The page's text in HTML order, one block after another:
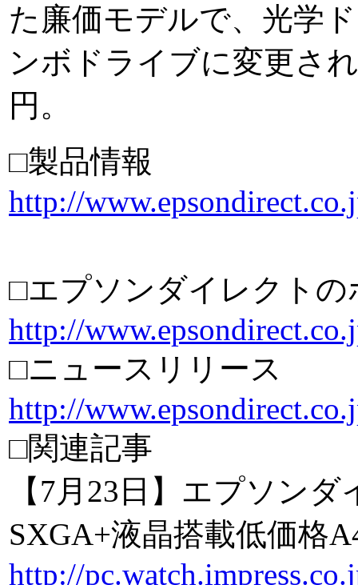
た廉価モデルで、光学
ンボドライブに変更さ
円。
□製品情報
http://
□エプソンダイレクトの
http://
□ニュースリリース
http://
□関連記事
【7月23日】エプソン
SXGA+液晶搭載低価格
http://